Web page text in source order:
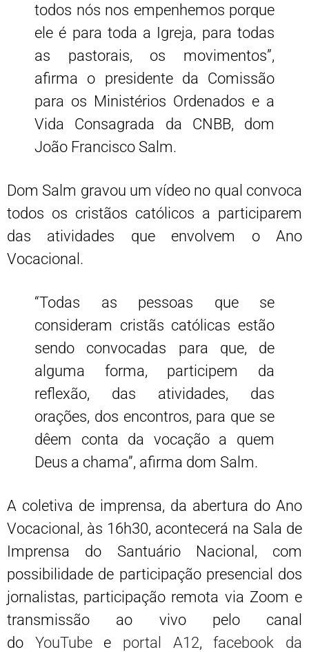
todos nós nos empenhemos porque
ele é para toda a Igreja, para todas
as pastorais, os movimentos”,
afirma o presidente da Comissão
para os Ministérios Ordenados e a
Vida Consagrada da CNBB, dom
João Francisco Salm.
Dom Salm gravou um vídeo no qual convoca
todos os cristãos católicos a participarem
das atividades que envolvem o Ano
Vocacional.
“Todas as pessoas que se
consideram cristãs católicas estão
sendo convocadas para que, de
alguma forma, participem da
reflexão, das atividades, das
orações, dos encontros, para que se
dêem conta da vocação a quem
Deus a chama”, afirma dom Salm.
A coletiva de imprensa, da abertura do Ano
Vocacional, às 16h30, acontecerá na Sala de
Imprensa do Santuário Nacional, com
possibilidade de participação presencial dos
jornalistas, participação remota via Zoom e
transmissão ao vivo pelo canal
do YouTubee portal A12,facebook da